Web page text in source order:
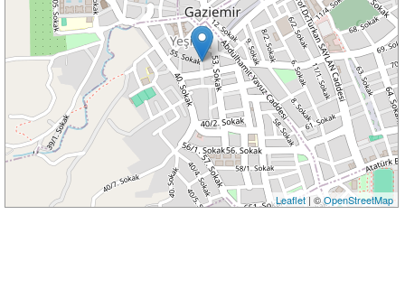
Leaflet| ©OpenStreetMap